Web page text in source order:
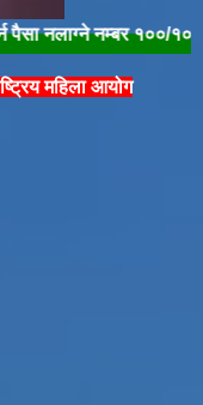
नम्बर १००/१०४ मा
महिला आयोग